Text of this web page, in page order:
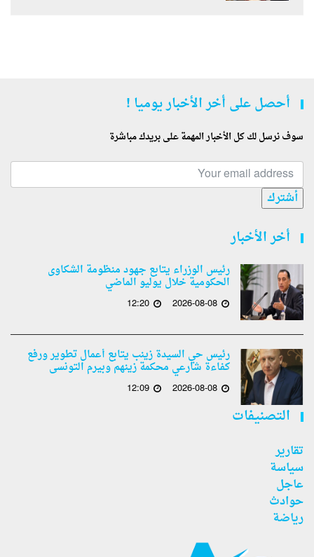
أحصل على أخر الأخبار يوميا !
سوف نرسل لك كل الأخبار المهمة على بريدك مباشرة
أشترك
أخر الأخبار
رئيس الوزراء يتابع جهود منظومة الشكاوى
الحكومية خلال يوليو الماضي
2026-08-08
12:20
رئيس حي السيدة زينب يتابع أعمال تطوير ورفع
كفاءة شارعي محكمة زينهم وبيرم التونسى
2026-08-08
12:09
التصنيفات
تقارير
سياسة
عاجل
حوادث
رياضة